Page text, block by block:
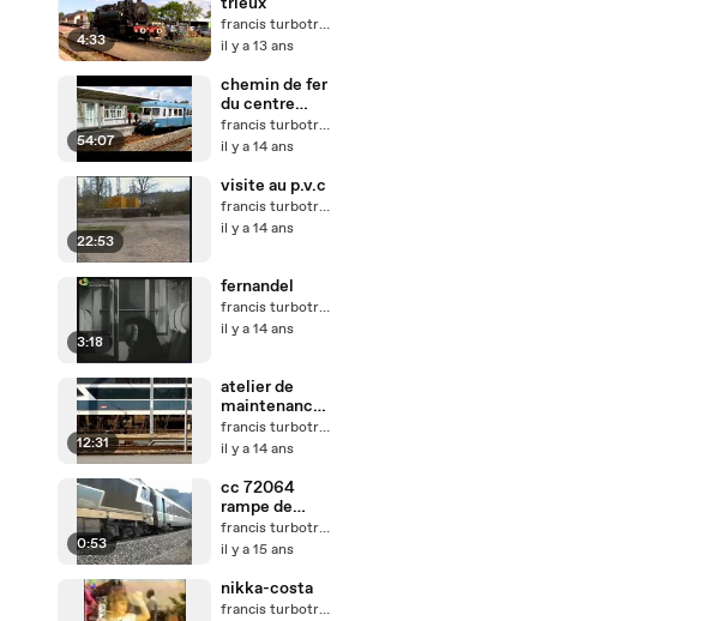
4:33
francis turbotrain
il y a 13 ans
54:07
chemin de fer
du centre
bretagne
francis turbotrain
il y a 14 ans
22:53
visite au p.v.c
francis turbotrain
il y a 14 ans
3:18
fernandel
francis turbotrain
il y a 14 ans
12:31
atelier de
maintenance
sncf
francis turbotrain
il y a 14 ans
0:53
cc 72064
rampe de
sauvages
francis turbotrain
il y a 15 ans
nikka-costa
francis turbotrain